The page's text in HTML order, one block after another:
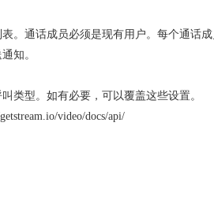
。通话成员必须是现有用户。每个通话
知。
类型。如有必要，可以覆盖这些设置。
video/docs/api/